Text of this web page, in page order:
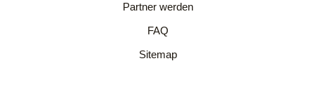
Partner werden
FAQ
Sitemap